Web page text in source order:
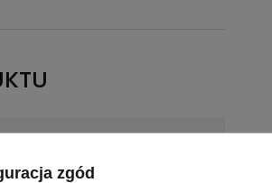
zgód